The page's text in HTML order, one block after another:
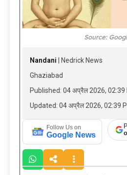
Source:
Nandani | Nedrick News
Ghaziabad
Published: 04 अप्रैल 2026, 02:39
Updated: 04 अप्रैल 2026, 02:39
Follow Us on
Google News